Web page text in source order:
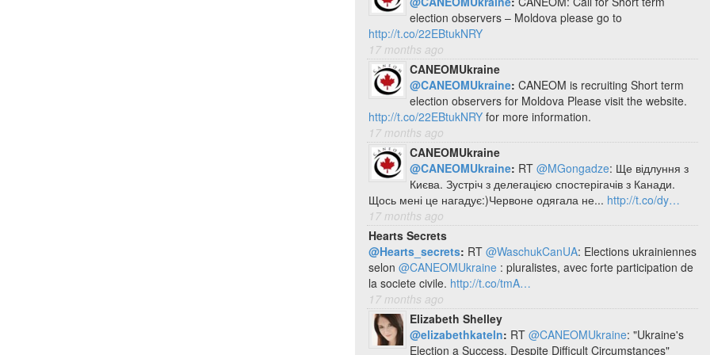
election observers – Moldova please go to
http://t.co/22EBtukNRY
17 months ago
CANEOMUkraine
@CANEOMUkraine: CANEOM is recruiting Short term
election observers for Moldova Please visit the website.
http://t.co/22EBtukNRY for more information.
17 months ago
CANEOMUkraine
@CANEOMUkraine: RT @MGongadze: Ще відлуння з
Києва. Зустріч з делегацією спостерігачів з Канади.
Щось мені це нагадує:)Червоне одягала не... http://t.co/dy…
17 months ago
Hearts Secrets
@Hearts_secrets: RT @WaschukCanUA: Elections ukrainiennes
selon @CANEOMUkraine : pluralistes, avec forte participation de
la societe civile. http://t.co/tmA…
17 months ago
Elizabeth Shelley
@elizabethkateln: RT @CANEOMUkraine: "Ukraine's
Election a Success, Despite Difficult Circumstances"